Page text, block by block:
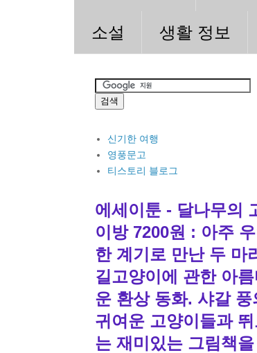
소설 생활 정보
신기한 여행
영풍문고
티스토리 블로그
에세이툰 - 달나무의
이방 7200원 : 아주
한 계기로 만난 두 마
길고양이에 관한 아
운 환상 동화. 샤갈 풍
귀여운 고양이들과
는 재미있는 그림책